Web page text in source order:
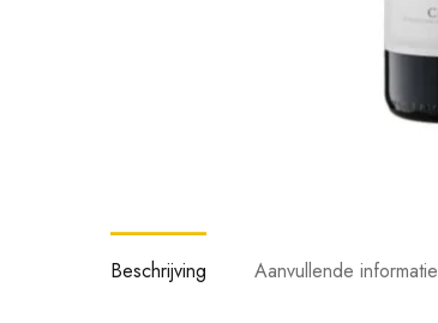
Beschrijving Aanvullende informatie